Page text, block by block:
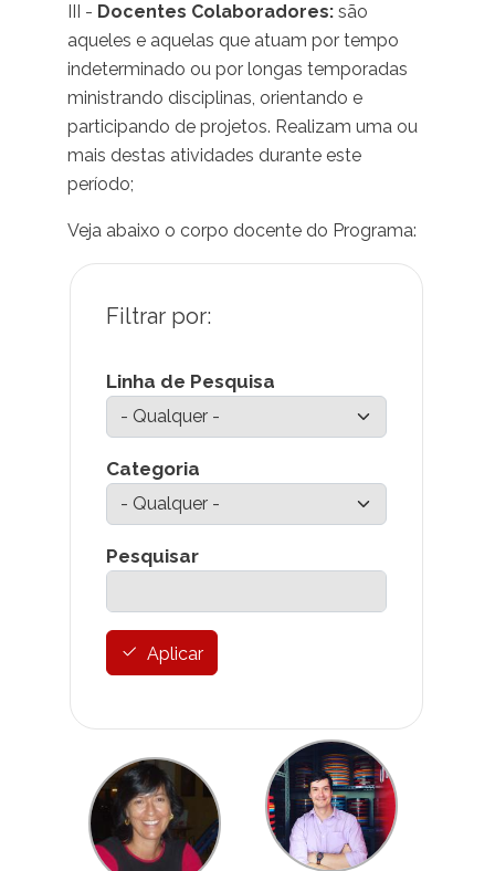
III - Docentes Colaboradores: são
aqueles e aquelas que atuam por tempo
indeterminado ou por longas temporadas
ministrando disciplinas, orientando e
participando de projetos. Realizam uma ou
mais destas atividades durante este
período;
Veja abaixo o corpo docente do Programa:
Linha de Pesquisa
Categoria
Pesquisar
Aplicar